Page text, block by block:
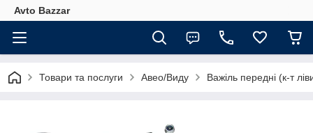
Avto Bazzar
Товари та послуги Авео/Виду Важіль передні (к-т